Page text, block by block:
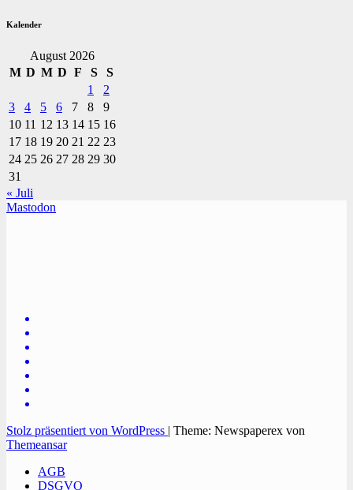
Kalender
August 2026
M D M D F S
S
1
2
3
4 5 6 7 8
9
10 11 12 13 14 15 16
17 18 19 20 21 22 23
24 25 26 27 28 29 30
31
« Juli
Mastodon
Stolz präsentiert von WordPress | Theme: Newspaperex von
Themeansar
AGB
DSGVO